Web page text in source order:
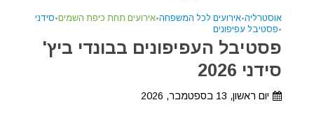
אוסטרליה•אירועים לכל המשפחה•אירועים תחת כיפת השמים•סידני
•פסטיבל עפיפונים
פסטיבל העפיפונים בבונדי ביץ'
סידני 2026
יום ראשון, 13 בספטמבר, 2026